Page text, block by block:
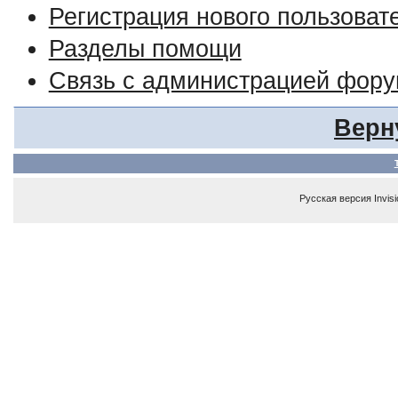
Регистрация нового
Разделы помощи
Связь с администрацией
Русская версия